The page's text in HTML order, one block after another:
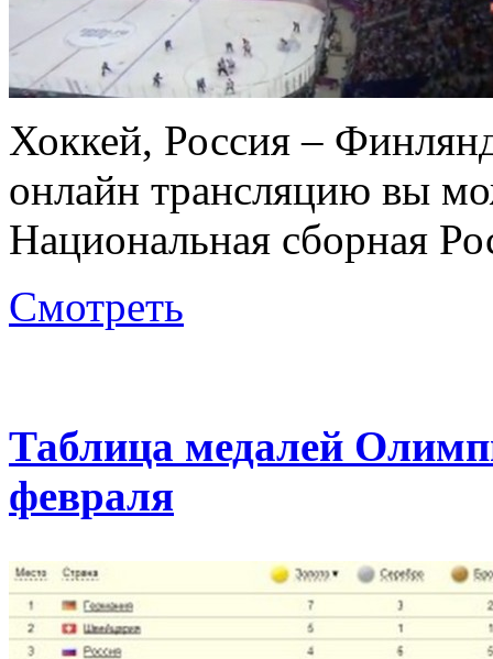
Хоккей, Россия –
онлайн трансляцию вы
Национальная сборная
Смотреть
Таблица медалей
февраля